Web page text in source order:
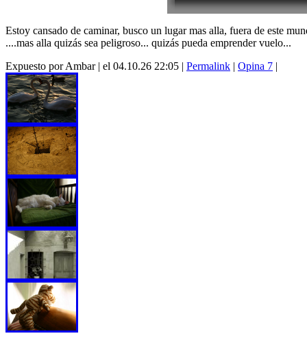
Estoy cansado de caminar, busco un lugar mas alla, fuera de este
....mas alla quizás sea peligroso... quizás pueda emprender vuelo...
Expuesto por Ambar | el 04.10.26 22:05 | Permalink | Opina 7 |